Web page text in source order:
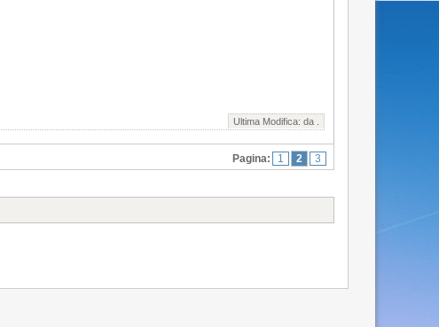
Ultima Modifica: da
Pagina: 1 2 3